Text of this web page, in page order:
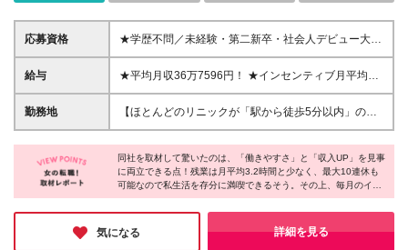
応募資格
★学歴不問／未経験・第二新卒・社会人デビュー大歓
迎★ 「美容が好き」「クリニックに興味がある」と
いうお気持ちがあればOKです！ 転職回数も一切問い
こと、喜ばれることが好きな方 ◎素直な姿勢で、協
調性を大切にできる方 ◎プライベートも充実させな
でのご参加OK！（Tシャツなどカジュアルな服装で構
いません） ◆自己PRや立派な志望動機は不要です。
面接では、これまでの経歴よりも「あなたのお人柄」
を知りたいと考えています。 どうぞリラックスして
お話ししに来てくださいね。
給与
★平均月収36万7596円！ ★インセンティブ月平均8
万7596円 ※少ない月でも4～5万円は支給 ※多い人は
インセンだけで月20～30万円ゲット ※2024年の最高
から大幅な収入UPが可能！ ※残業代は1分単位で支給
しています ※試用期間中は月給26万円＋各種手当 ※
その他待遇の差異は【待遇・福利厚生・その他欄】を
勤務地
【ほとんどのリニックが「駅から徒歩5分以内」の好
立地！】 ★転居を伴う転勤はありません ★首都圏エ
リアにて採用強化中！同期の仲間と一緒にスタートで
きるチャンスです◎ ■本院 東京都新宿区新宿3-1-20メ
ットライフ新宿スクエア7F ■クリニック一覧 【都
内】新宿三丁目院／新宿東口院／新宿西口院／銀座有
楽町院／銀座二丁目院／渋谷東口院／高田馬場院／池
袋駅前院／秋葉原院／中野院／町田院／立川院／八王
子院／品川院／北千住院／自由が丘院 【関東】横浜
同社を取材して驚いたのは、「働きやすさ」と「収入UP」を見事
に両立できる点！残業は月平均3.2時間と少なく、最大10連休も
可能なので私生活を存分に満喫できるそう。その上、毎月のイン
センティブで頑張りがしっかり還元されるため、モチベーション
高く働ける環境なのだとか◎さらに美容の社割で、働きながら自
分磨きができるのも嬉しいポイント。理想のキャリアと生活を叶
えたい方は、ぜひ飛び込んでみてください！
気になる 詳細を見る